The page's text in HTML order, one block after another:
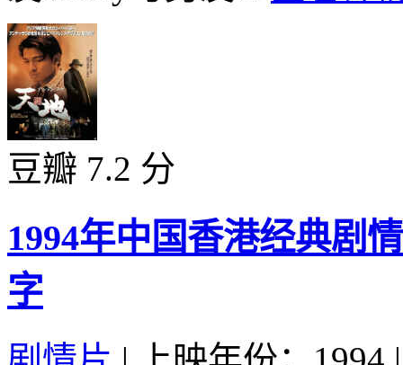
豆瓣 7.2 分
1994年中国香港经典剧
字